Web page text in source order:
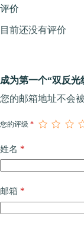
量
评价
目前还没有评价
成为第一个“双反光
您的邮箱地址不会被
您的评级 *
姓名 *
邮箱 *